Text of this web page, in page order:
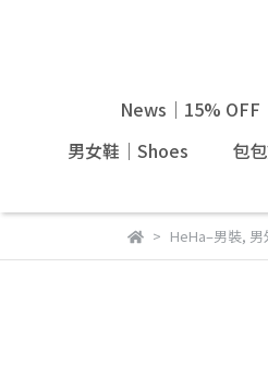
News｜15% OFF
男女鞋｜Shoes
包
HeHa–男裝, 男